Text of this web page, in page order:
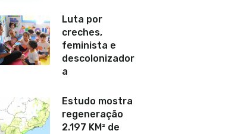
Luta por
creches,
feminista e
descolonizador
a
Estudo mostra
regeneração
2.197 KM² de